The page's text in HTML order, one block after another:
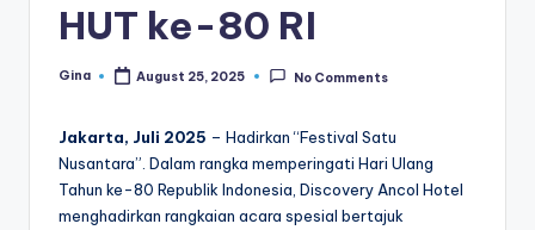
HUT ke-80 RI
Posted
Gina August 25, 2025 No Comments
Jakarta, Juli 2025 – Hadirkan “Festival Satu
Nusantara”. Dalam rangka memperingati Hari Ulang
Tahun ke-80 Republik Indonesia, Discovery Ancol Hotel
menghadirkan rangkaian acara spesial bertajuk